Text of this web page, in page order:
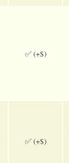
✅ (+$)
✅ (+$)